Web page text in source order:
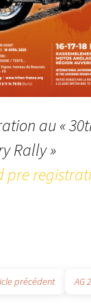
au «
Rally »
pre
précédent AG